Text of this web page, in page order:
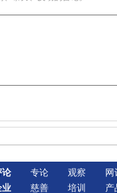
论
业
专论
慈善
观察
培训
网
产